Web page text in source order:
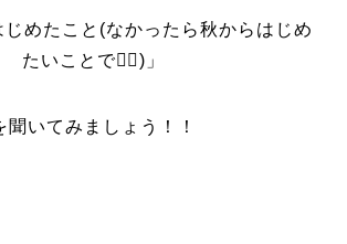
じめたこと(なかったら秋からはじめ
たいことで🙆‍♂️)」
聞いてみましょう！！